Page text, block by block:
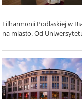
Filharmonii Podlaskiej w
na miasto. Od